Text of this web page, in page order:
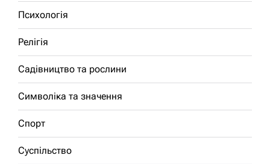
Психологія
Релігія
Садівництво та рослини
Символіка та значення
Спорт
Суспільство